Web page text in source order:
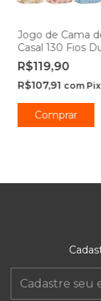
Jogo de Cama
Casal 130 Fios
peças Camesa
R$119,90
R$107,91 com Pix
Comprar